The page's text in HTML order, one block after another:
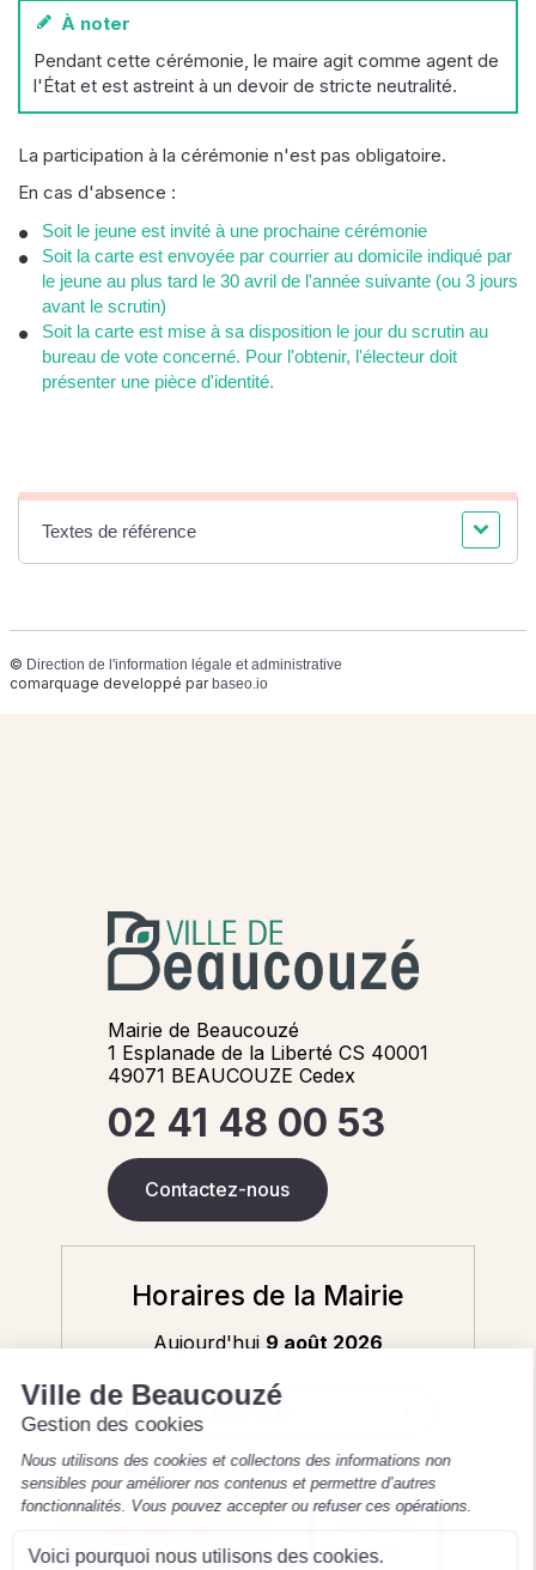
À noter
Pendant cette cérémonie, le maire agit comme agent de
l'État et est astreint à un devoir de stricte neutralité.
La participation à la cérémonie n'est pas obligatoire.
En cas d'absence :
Soit le jeune est invité à une prochaine cérémonie
Soit la carte est envoyée par courrier au domicile indiqué par
le jeune au plus tard le 30 avril de l'année suivante (ou 3 jours
avant le scrutin)
Soit la carte est mise à sa disposition le jour du scrutin au
bureau de vote concerné. Pour l'obtenir, l'électeur doit
présenter une pièce d'identité.
Textes de référence
© Direction de l'information légale et administrative
comarquage developpé par baseo.io
Mairie de Beaucouzé
1 Esplanade de la Liberté CS 40001
49071 BEAUCOUZE Cedex
02 41 48 00 53
Contactez-nous
Horaires de la Mairie
Aujourd'hui 9 août 2026